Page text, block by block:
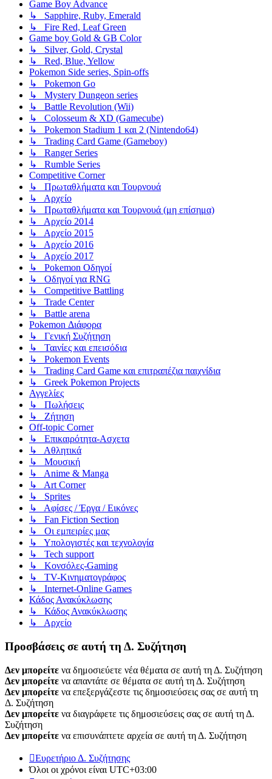
Game Boy Advance
↳ Sapphire, Ruby, Emerald
↳ Fire Red, Leaf Green
Game boy Gold & GB Color
↳ Silver, Gold, Crystal
↳ Red, Blue, Yellow
Pokemon Side series, Spin-offs
↳ Pokemon Go
↳ Mystery Dungeon series
↳ Battle Revolution (Wii)
↳ Colosseum & XD (Gamecube)
↳ Pokemon Stadium 1 και 2 (Nintendo64)
↳ Trading Card Game (Gameboy)
↳ Ranger Series
↳ Rumble Series
Competitive Corner
↳ Πρωταθλήματα και Τουρνουά
↳ Αρχείο
↳ Πρωταθλήματα και Τουρνουά (μη επίσημα)
↳ Αρχείο 2014
↳ Αρχείο 2015
↳ Αρχείο 2016
↳ Αρχείο 2017
↳ Pokemon Οδηγοί
↳ Οδηγοί για RNG
↳ Competitive Battling
↳ Trade Center
↳ Battle arena
Pokemon Διάφορα
↳ Γενική Συζήτηση
↳ Ταινίες και επεισόδια
↳ Pokemon Events
↳ Trading Card Game και επιτραπέζια παιχνίδια
↳ Greek Pokemon Projects
Αγγελίες
↳ Πωλήσεις
↳ Ζήτηση
Off-topic Corner
↳ Επικαιρότητα-Ασχετα
↳ Αθλητικά
↳ Μουσική
↳ Anime & Manga
↳ Art Corner
↳ Sprites
↳ Αφίσες / Έργα / Εικόνες
↳ Fan Fiction Section
↳ Οι εμπειρίες μας
↳ Υπολογιστές και τεχνολογία
↳ Tech support
↳ Kονσόλες-Gaming
↳ TV-Κινηματογράφος
↳ Internet-Online Games
Κάδος Ανακύκλωσης
↳ Κάδος Ανακύκλωσης
↳ Αρχείο
Προσβάσεις σε αυτή τη Δ. Συζήτηση
Δεν μπορείτε να δημοσιεύετε νέα θέματα σε αυτή τη Δ. Συζήτηση
Δεν μπορείτε να απαντάτε σε θέματα σε αυτή τη Δ. Συζήτηση
Δεν μπορείτε να επεξεργάζεστε τις δημοσιεύσεις σας σε αυτή τη
Δ. Συζήτηση
Δεν μπορείτε να διαγράφετε τις δημοσιεύσεις σας σε αυτή τη Δ.
Συζήτηση
Δεν μπορείτε να επισυνάπτετε αρχεία σε αυτή τη Δ. Συζήτηση
Ευρετήριο Δ. Συζήτησης
Όλοι οι χρόνοι είναι UTC+03:00